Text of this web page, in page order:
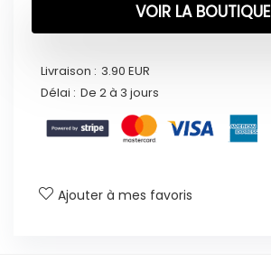
VOIR LA BOUTIQUE
Livraison : 3.90 EUR
Délai : De 2 à 3 jours
Ajouter à mes favoris